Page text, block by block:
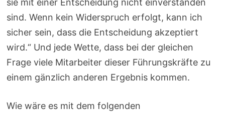
sie mit einer Entscheidung nicht einverstanden
sind. Wenn kein Widerspruch erfolgt, kann ich
sicher sein, dass die Entscheidung akzeptiert
wird.“ Und jede Wette, dass bei der gleichen
Frage viele Mitarbeiter dieser Führungskräfte zu
einem gänzlich anderen Ergebnis kommen.
Wie wäre es mit dem folgenden